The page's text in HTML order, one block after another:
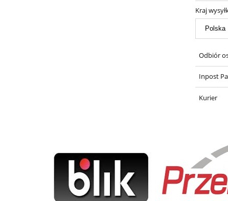
Kraj
Odbiór
Inpost
Kurier